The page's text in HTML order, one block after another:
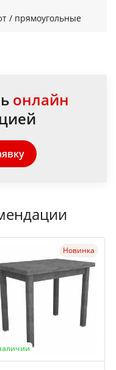
/ прямоугольные
онлайн
Новинка